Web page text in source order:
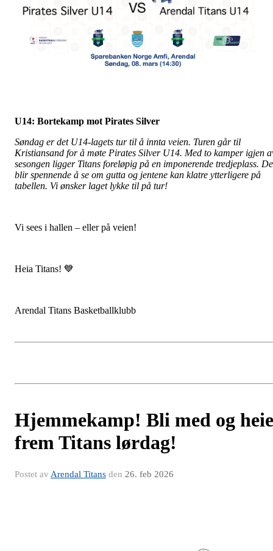
U14: Bortekamp mot Pirates Silver
Søndag er det U14-lagets tur til å innta veien. Turen går til
Kristiansand for å møte Pirates Silver U14. Med to kamper igjen
sesongen ligger Titans foreløpig på en imponerende tredjeplass.
blir spennende å se om gutta og jentene kan klatre ytterligere på
tabellen. Vi ønsker laget lykke til på tur!
Vi sees i hallen – eller på veien!
Heia Titans! 💙
Arendal Titans Basketballklubb
Hjemmekamp! Bli med og heie
frem Titans lørdag!
Postet av Arendal Titans den 26. feb 2026